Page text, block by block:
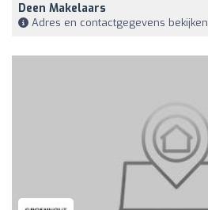
Deen Makelaars
Adres en contactgegevens bekijken